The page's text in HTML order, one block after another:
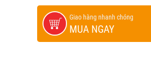
Giao hàng nhanh chóng
MUA NGAY